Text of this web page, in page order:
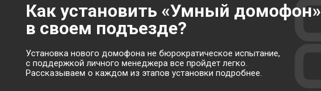
Как установить «Умный домофон»
в своем подъезде?
Установка нового домофона не бюрократическое испытание,
с поддержкой личного менеджера все пройдет легко.
Рассказываем о каждом из этапов установки подробнее.